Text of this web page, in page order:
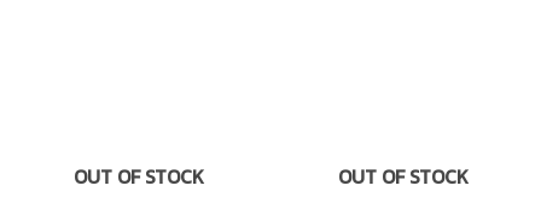
OUT OF STOCK OUT OF STOCK